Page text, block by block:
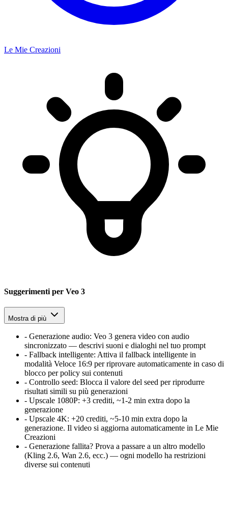
Le Mie Creazioni
Suggerimenti per Veo 3
Mostra di più
- Generazione audio: Veo 3 genera video con audio
sincronizzato — descrivi suoni e dialoghi nel tuo prompt
- Fallback intelligente: Attiva il fallback intelligente in
modalità Veloce 16:9 per riprovare automaticamente in caso di
blocco per policy sui contenuti
- Controllo seed: Blocca il valore del seed per riprodurre
risultati simili su più generazioni
- Upscale 1080P: +3 crediti, ~1-2 min extra dopo la
generazione
- Upscale 4K: +20 crediti, ~5-10 min extra dopo la
generazione. Il video si aggiorna automaticamente in Le Mie
Creazioni
- Generazione fallita? Prova a passare a un altro modello
(Kling 2.6, Wan 2.6, ecc.) — ogni modello ha restrizioni
diverse sui contenuti